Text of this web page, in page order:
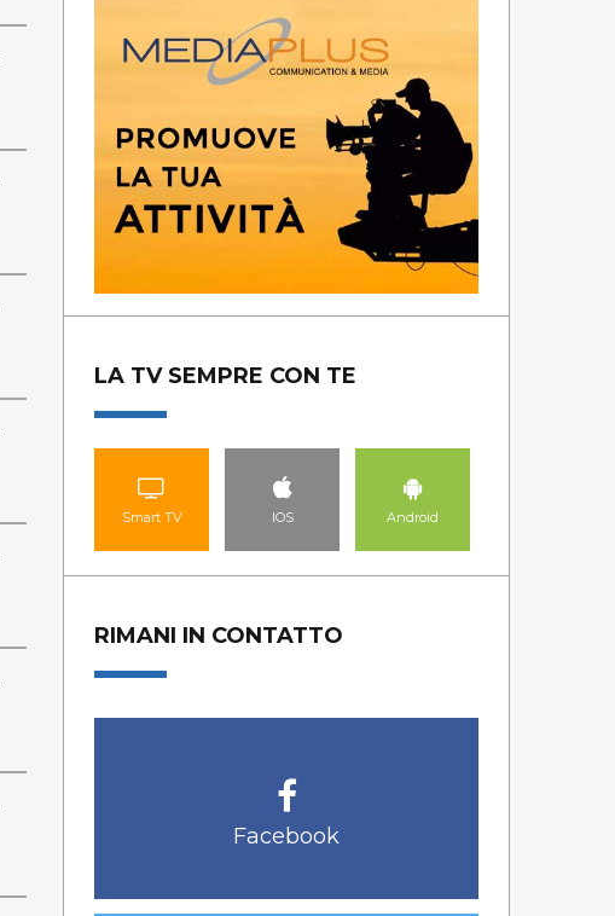
LA TV SEMPRE CON TE
Smart TV IOS Android
RIMANI IN CONTATTO
Facebook